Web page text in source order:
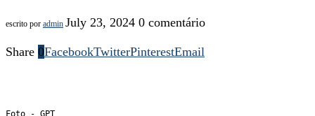
escrito por admin July 23, 2024 0 comentário
Share 0FacebookTwitterPinterestEmail
Foto - GPT